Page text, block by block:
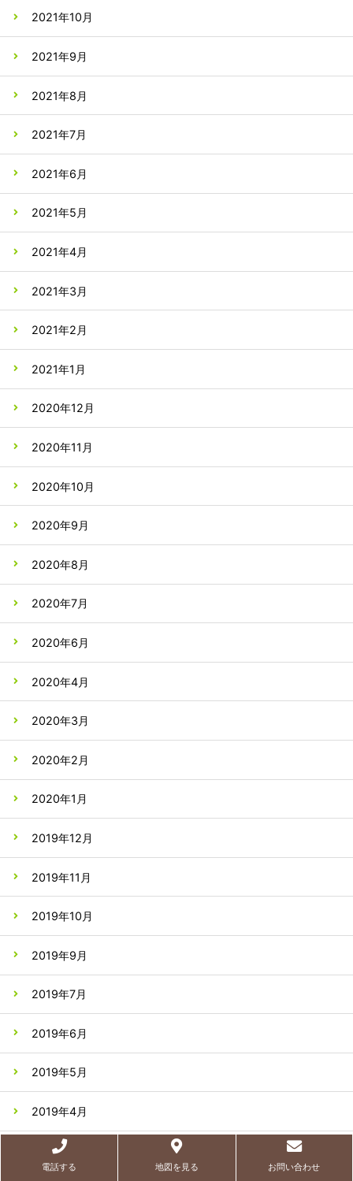
2021年10月
2021年9月
2021年8月
2021年7月
2021年6月
2021年5月
2021年4月
2021年3月
2021年2月
2021年1月
2020年12月
2020年11月
2020年10月
2020年9月
2020年8月
2020年7月
2020年6月
2020年4月
2020年3月
2020年2月
2020年1月
2019年12月
2019年11月
2019年10月
2019年9月
2019年7月
2019年6月
2019年5月
2019年4月
2019年3月
電話する 地図を見る お問い合わせ